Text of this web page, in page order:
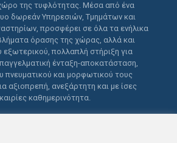
της τυφλότητας. Μέσα από ένα
δωρεάν Υπηρεσιών, Τμημάτων και
προσφέρει σε όλα τα ενήλικα
όρασης της χώρας, αλλά και
εξωτερικού, πολλαπλή στήριξη για
ένταξη-αποκατάσταση,
και μορφωτικού τους
αξιοπρεπή, ανεξάρτητη και με ίσες
καθημερινότητα.